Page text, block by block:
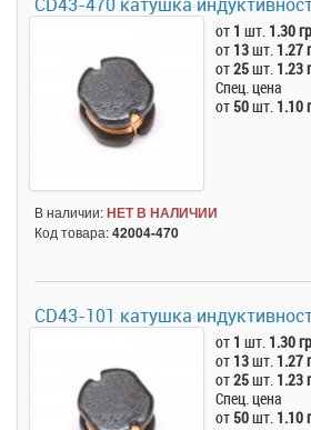
от 1 шт. 1.30
от 13шт. 1.27
от25шт. 1.23
Спец. цена
от 50шт. 1.10
В наличии:НЕТ В НАЛИЧИИ
Код товара:42004-470
CD43-101 катушка
от 1 шт. 1.30
от 13шт. 1.27
от25шт. 1.23
Спец. цена
от 50шт. 1.10